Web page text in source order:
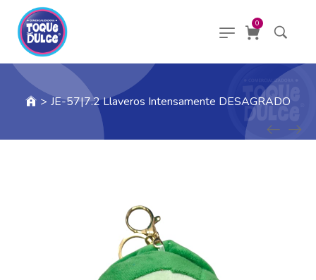
0
> JE-57|7.2 Llaveros Intensamente DESAGRADO